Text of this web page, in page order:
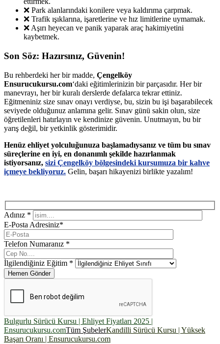
❌ Park alanlarındaki konilere veya kaldırıma çarpmak.
❌ Trafik ışıklarına, işaretlerine ve hız limitlerine uymamak.
❌ Aşırı heyecan ve panik yaparak araç hakimiyetini
kaybetmek.
Son Söz: Hazırsınız, Güvenin!
Bu rehberdeki her bir madde, Çengelköy
Ensurucukursu.com‘daki eğitimlerinizin bir parçasıdır. Her bir
manevrayı, her bir kuralı derslerde defalarca tekrar ettiniz.
Eğitmeniniz size sınav onayı verdiyse, bu, sizin bu işi başarabilecek
seviyede olduğunuz anlamına gelir. Sınav günü sakin olun, size
öğretilenleri hatırlayın ve kendinize güvenin. Unutmayın, bu bir
yarış değil, bir yetkinlik gösterimidir.
Henüz ehliyet yolculuğunuza başlamadıysanız ve tüm bu sınav
süreçlerine en iyi, en donanımlı şekilde hazırlanmak
istiyorsanız, sizi Çengelköy bölgesindeki kursumuza bir kahve
içmeye bekliyoruz. Gelin, başarı hikayenizi birlikte yazalım!
Adınız *
E-Posta Adresiniz*
Telefon Numaranız *
İlgilendiğiniz Eğitim *
Hemen Gönder
Bulgurlu Sürücü Kursu | Ehliyet Fiyatları 2025 |
Ensurucukursu.comTüm ŞubelerKandilli Sürücü Kursu | Yüksek
Başarı Oranı | Ensurucukursu.com